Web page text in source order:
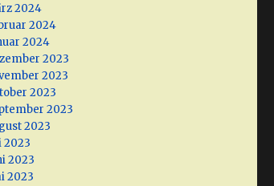
2024
2024
2024
2023
2023
2023
2023
2023
2023
2023
2023